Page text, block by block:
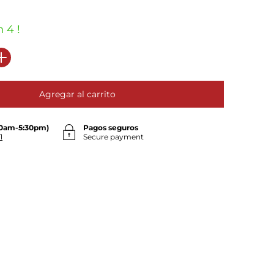
4 !
Agregar al carrito
5:30pm)
Pagos seguros
Secure payment